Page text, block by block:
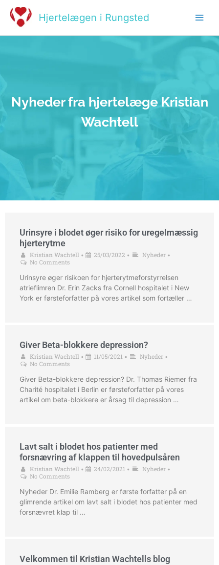
content
Hjertelægen i Rungsted
Nyheder fra hjertelæge Kristian
Wachtell
Urinsyre i blodet øger risiko for uregelmæssig
hjerterytme
Kristian Wachtell • 25/03/2022 • Nyheder •
No Comments
Urinsyre øger risikoen for hjerterytmeforstyrrelsen
atrieflimren Dr. Erin Zacks fra Cornell hospitalet i New
York er førsteforfatter på vores artikel som fortæller …
Giver Beta-blokkere depression?
Kristian Wachtell • 11/05/2021 • Nyheder •
No Comments
Giver Beta-blokkere depression? Dr. Thomas Riemer fra
Charité hospitalet i Berlin er førsteforfatter på vores
artikel om beta-blokkere er årsag til depression …
Lavt salt i blodet hos patienter med
forsnævring af klappen til hovedpulsåren
Kristian Wachtell • 24/02/2021 • Nyheder •
No Comments
Nyheder Dr. Emilie Ramberg er første forfatter på en
glimrende artikel om lavt salt i blodet hos patienter med
forsnævret klap til …
Velkommen til Kristian Wachtells blog